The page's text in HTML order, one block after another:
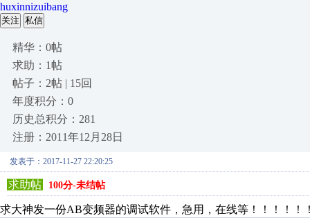
huxinnizuibang
关注 私信
精华：0帖
求助：1帖
帖子：2帖 | 15回
年度积分：0
历史总积分：281
注册：2011年12月28日
发表于：2017-11-27 22:20:25
求助帖 100分-未结帖
求大神发一份AB变频器的调试软件，急用，在线等！！！！！